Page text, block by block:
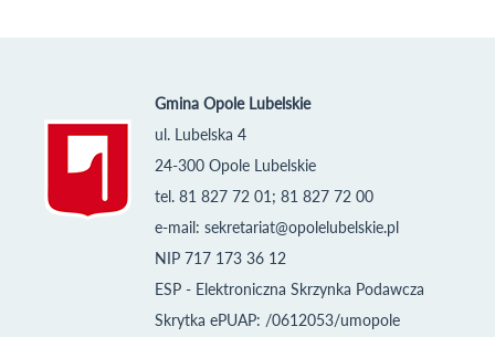
Gmina Opole Lubelskie
ul. Lubelska 4
24-300 Opole Lubelskie
tel. 81 827 72 01; 81 827 72 00
e-mail: sekretariat@opolelubelskie.pl
NIP 717 173 36 12
ESP - Elektroniczna Skrzynka Podawcza
Skrytka ePUAP: /0612053/umopole